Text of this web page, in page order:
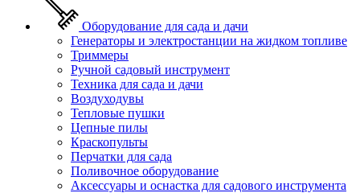
Оборудование для сада и дачи
Генераторы и электростанции на жидком топливе
Триммеры
Ручной садовый инструмент
Техника для сада и дачи
Воздуходувы
Тепловые пушки
Цепные пилы
Краскопульты
Перчатки для сада
Поливочное оборудование
Аксессуары и оснастка для садового инструмента